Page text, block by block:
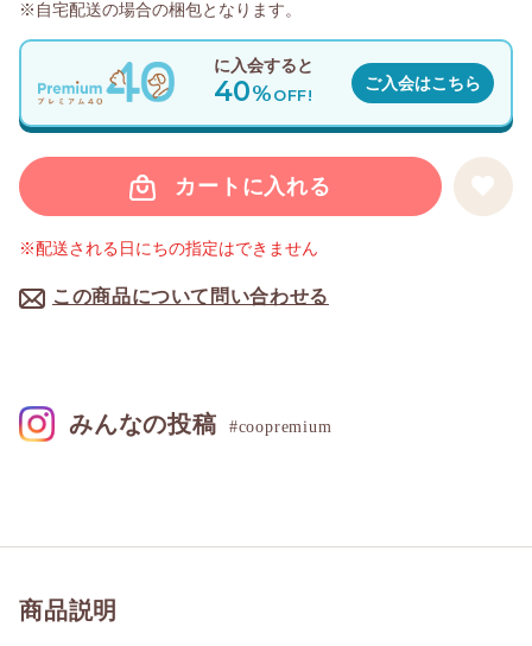
カートに入れる
この商品について問い合わせる
※配送される日にちの指定はできません
に入会すると
40%OFF!
ご入会はこちら
※自宅配送の場合の梱包となります。
商品説明
みんなの投稿 #coopremium